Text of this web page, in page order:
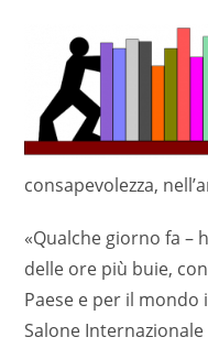
consapevolezza,
«Qualche giorno fa –
delle ore più buie,
Paese e per il
Salone